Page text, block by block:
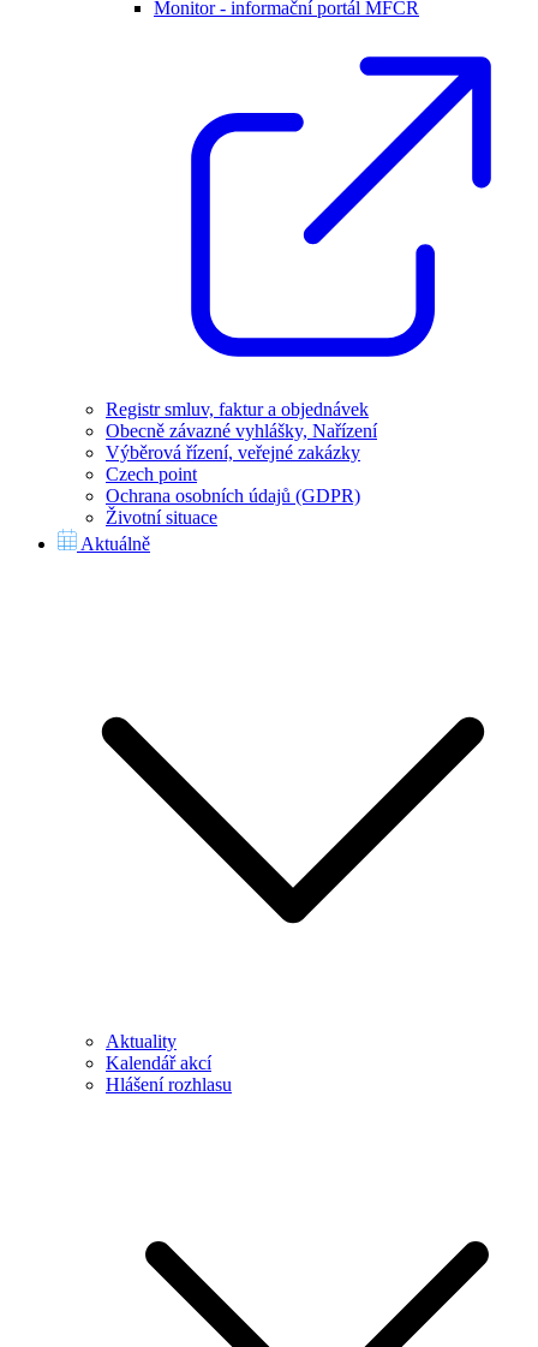
Monitor - informační portál MFČR
Registr smluv, faktur a objednávek
Obecně závazné vyhlášky, Nařízení
Výběrová řízení, veřejné zakázky
Czech point
Ochrana osobních údajů (GDPR)
Životní situace
Aktuálně
Aktuality
Kalendář akcí
Hlášení rozhlasu